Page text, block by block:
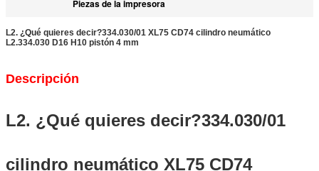
Piezas de la impresora
L2. ¿Qué quieres decir?334.030/01 XL75 CD74 cilindro neumático
L2.334.030 D16 H10 pistón 4 mm
Descripción
L2. ¿Qué quieres decir?334.030/01
cilindro neumático XL75 CD74